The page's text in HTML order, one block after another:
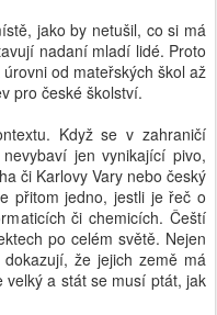
jako by netušil, co si má
nadaní mladí lidé. Proto
od mateřských škol až
pro české školství.
Když se v zahraničí
jen vynikající pivo,
či Karlovy Vary nebo český
přitom jedno, jestli je řeč o
či chemicích. Čeští
po celém světě. Nejen
že jejich země má
a stát se musí ptát, jak